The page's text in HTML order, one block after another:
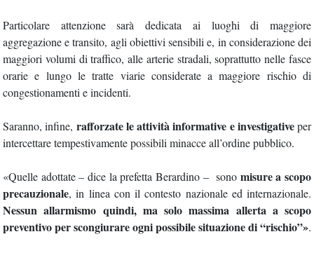
Particolare attenzione sarà dedicata ai luoghi di maggiore
aggregazione e transito, agli obiettivi sensibilie, in considerazione dei
maggiori volumi di traffico, alle arterie stradali, soprattutto nelle fasce
orarie e lungo le tratte viarie considerate a maggiore rischio di
congestionamenti e incidenti.
Saranno, infine, rafforzate le attività informative e investigativeper
intercettare tempestivamente possibili minacce all’ordine pubblico.
«Quelle adottate – dice la prefetta Berardino – sono misure a scopo
precauzionale, in linea con il contesto nazionale ed internazionale.
Nessun allarmismo quindi, ma solo massima allerta a scopo
preventivo per scongiurare ogni possibile situazione di “rischio”».